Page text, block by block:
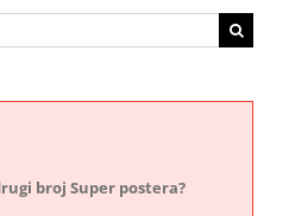
broj Super postera?